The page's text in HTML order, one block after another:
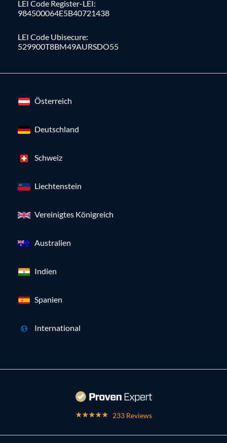
LEI Code Register-LEI:
984500064E5B40721438
LEI Code Ubisecure:
529900T8BM49AURSDO55
Österreich
Deutschland
Schweiz
Liechtenstein
Vereinigtes Königreich
Australien
Indien
Spanien
International
233 Reviews